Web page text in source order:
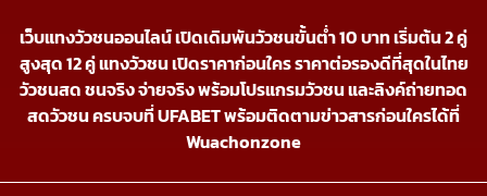
เว็บแทงวัวชนออนไลน์ เปิดเดิมพันวัวชนขั้นต่ำ 10 บาท เริ่มต้น 2 คู่
สูงสุด 12 คู่ แทงวัวชน เปิดราคาก่อนใคร ราคาต่อรองดีที่สุดในไทย
วัวชนสด ชนจริง จ่ายจริง พร้อมโปรแกรมวัวชน และลิงค์ถ่ายทอด
สดวัวชน ครบจบที่ UFABET พร้อมติดตามข่าวสารก่อนใครได้ที่
Wuachonzone